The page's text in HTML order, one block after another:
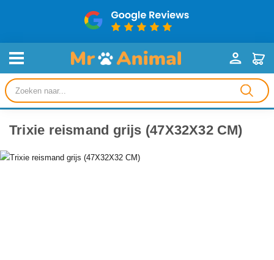
Producten
zoeken
Trixie reismand grijs (47X32X32 CM)